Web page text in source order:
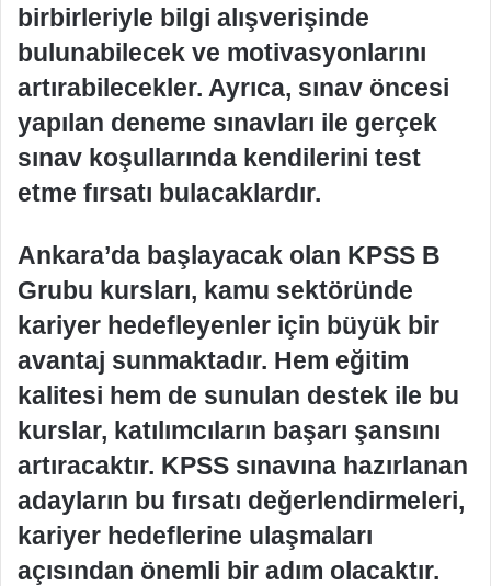
birbirleriyle bilgi alışverişinde
bulunabilecek ve motivasyonlarını
artırabilecekler. Ayrıca, sınav öncesi
yapılan deneme sınavları ile gerçek
sınav koşullarında kendilerini test
etme fırsatı bulacaklardır.
Ankara’da başlayacak olan KPSS B
Grubu kursları, kamu sektöründe
kariyer hedefleyenler için büyük bir
avantaj sunmaktadır. Hem eğitim
kalitesi hem de sunulan destek ile bu
kurslar, katılımcıların başarı şansını
artıracaktır. KPSS sınavına hazırlanan
adayların bu fırsatı değerlendirmeleri,
kariyer hedeflerine ulaşmaları
açısından önemli bir adım olacaktır.